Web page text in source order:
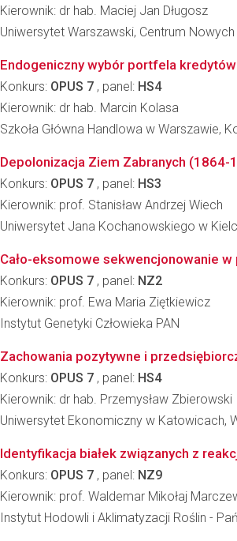
Kierownik: dr hab. Maciej Jan Długosz
Uniwersytet Warszawski, Centrum
Endogeniczny wybór portfela
Konkurs: OPUS 7 , panel: HS4
Kierownik: dr hab. Marcin Kolasa
Szkoła Główna Handlowa w Warszawie,
Depolonizacja Ziem Zabranych
Konkurs: OPUS 7 , panel: HS3
Kierownik: prof. Stanisław Andrzej Wiech
Uniwersytet Jana Kochanowskiego w
Cało-eksomowe sekwencjonowanie
Konkurs: OPUS 7 , panel: NZ2
Kierownik: prof. Ewa Maria Ziętkiewicz
Instytut Genetyki Człowieka PAN
Zachowania pozytywne i
Konkurs: OPUS 7 , panel: HS4
Kierownik: dr hab. Przemysław Zbierowski
Uniwersytet Ekonomiczny w Katowicach,
Identyfikacja białek związanych z
Konkurs: OPUS 7 , panel: NZ9
Kierownik: prof. Waldemar Mikołaj
Instytut Hodowli i Aklimatyzacji Roślin -